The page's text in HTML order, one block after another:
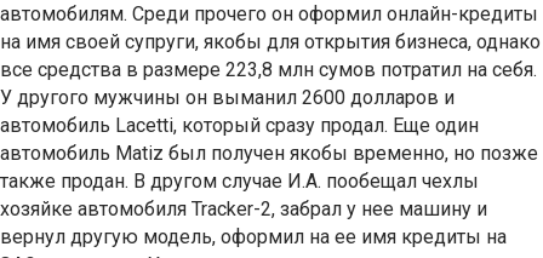
автомобилям. Среди прочего он оформил онлайн-кредиты
на имя своей супруги, якобы для открытия бизнеса, однако
все средства в размере 223,8 млн сумов потратил на себя.
У другого мужчины он выманил 2600 долларов и
автомобиль Lacetti, который сразу продал. Еще один
автомобиль Matiz был получен якобы временно, но позже
также продан. В другом случае И.А. пообещал чехлы
хозяйке автомобиля Tracker-2, забрал у нее машину и
вернул другую модель, оформил на ее имя кредиты на